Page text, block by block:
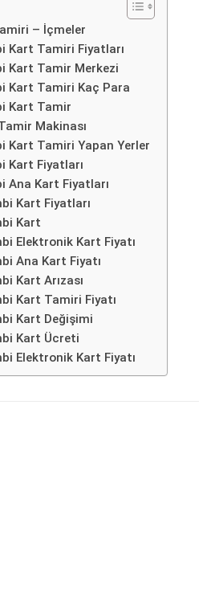
– İçmeler
Kart Tamiri Fiyatları
Kart Tamir Merkezi
Kart Tamiri Kaç Para
Kart Tamir
Makinası
Kart Tamiri Yapan Yerler
Kart Fiyatları
Ana Kart Fiyatları
Kart Fiyatları
Kart
Elektronik Kart Fiyatı
Ana Kart Fiyatı
Kart Arızası
Kart Tamiri Fiyatı
Kart Değişimi
Kart Ücreti
Elektronik Kart Fiyatı